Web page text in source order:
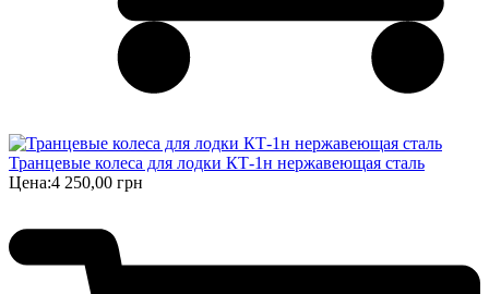
Транцевые колеса для лодки КТ-1н нержавеющая сталь
Цена:4 250,00 грн